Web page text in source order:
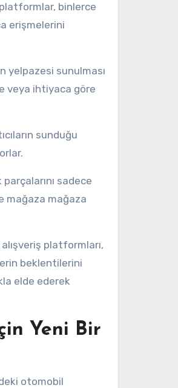
binlerce
erişmelerini
yelpazesi sunulması
veya ihtiyaca göre
sunduğu
sadece
mağaza mağaza
platformları,
beklentilerini
elde ederek
Yeni Bir
otomobil